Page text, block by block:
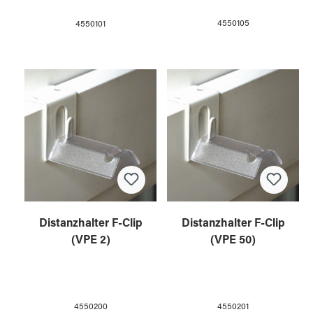
4550101 4550105
Distanzhalter F-Clip
(VPE 2)
4550200
Distanzhalter F-Clip
(VPE 50)
4550201